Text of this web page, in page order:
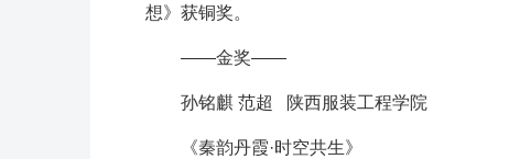
想》获铜奖。
——金奖——
孙铭麒 范超 陕西服装工程学院
《秦韵丹霞·时空共生》